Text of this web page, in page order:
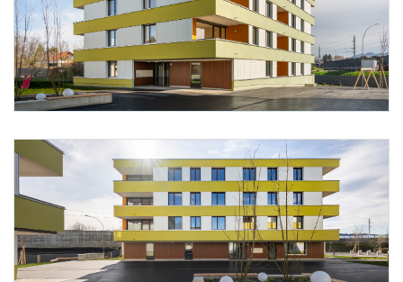
Foto 15: Alpenländische/ Florian Scherl